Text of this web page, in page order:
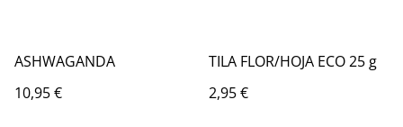
ASHWAGANDA
10,95 €
TILA FLOR/HOJA ECO 25 g
2,95 €